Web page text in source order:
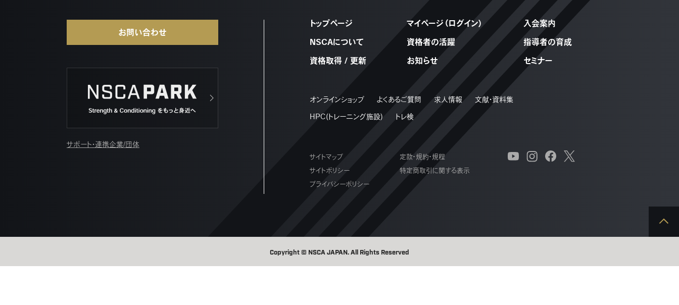
お問い合わせ
サポート・連携企業/団体
トップページ
NSCAについて
資格取得 / 更新
マイページ（ログイン）
資格者の活躍
お知らせ
入会案内
指導者の育成
セミナー
オンラインショップ よくあるご質問 求人情報 文献・資料集
HPC(トレーニング施設) トレ検
サイトマップ
サイトポリシー
プライバシーポリシー
定款・規約・規程
特定商取引に関する表示
Copyright © NSCA JAPAN. All Rights Reserved